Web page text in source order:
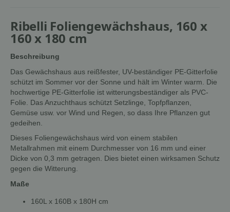
Ribelli Foliengewächshaus, 160 x
160 x 180 cm
Beschreibung
Das Gewächshaus aus reißfester, UV-beständiger PE-Gitterfolie
schützt im Sommer vor der Sonne und hält im Winter warm. Die
hochwertige PE-Gitterfolie ist witterungsbeständiger als PVC-
Folie. Das Anzuchthaus schützt Setzlinge, Topfpflanzen,
Gemüse usw. vor Wind und Regen, so dass Ihre Pflanzen gut
gedeihen.
Dieses Foliengewächshaus wird von einem stabilen
Metallrahmen mit einem Durchmesser von 16 mm und einer
Dicke von 0,3 mm getragen. Dies bietet einen wirksamen Schutz
gegen die Witterung.
Maße
160L x 160B x 180H cm